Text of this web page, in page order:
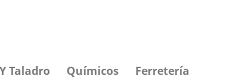
Taladro Químicos
Ferretería